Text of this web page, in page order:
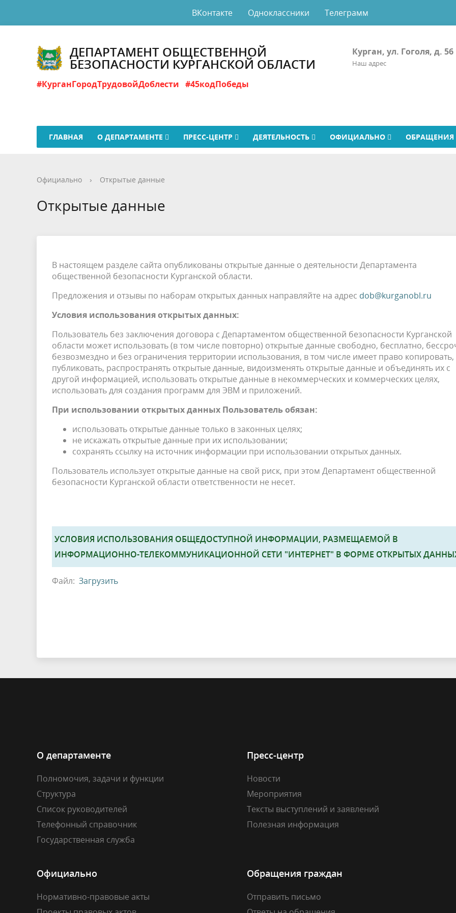
ВКонтакте Одноклассники Телеграмм
ДЕПАРТАМЕНТ ОБЩЕСТВЕННОЙ
БЕЗОПАСНОСТИ КУРГАНСКОЙ ОБЛАСТИ
#КурганГородТрудовойДоблести #45кодПобеды
Курган, ул. Гоголя, д. 56
Наш адрес
ГЛАВНАЯ О ДЕПАРТАМЕНТЕ ПРЕСС-ЦЕНТР ДЕЯТЕЛЬНОСТЬ ОФИЦИАЛЬНО
Официально › Открытые данные
Открытые данные
В настоящем разделе сайта опубликованы открытые данные о деятельности Департамента
общественной безопасности Курганской области.
Предложения и отзывы по наборам открытых данных направляйте на адрес dob@kurganobl.ru
Условия использования открытых данных:
Пользователь без заключения договора с Департаментом общественной безопасности Курганской
области может использовать (в том числе повторно) открытые данные свободно, бесплатно,
безвозмездно и без ограничения территории использования, в том числе имеет право копировать,
публиковать, распространять открытые данные, видоизменять открытые данные и объединять их с
другой информацией, использовать открытые данные в некоммерческих и коммерческих целях,
использовать для создания программ для ЭВМ и приложений.
При использовании открытых данных Пользователь обязан:
использовать открытые данные только в законных целях;
не искажать открытые данные при их использовании;
сохранять ссылку на источник информации при использовании открытых данных.
Пользователь использует открытые данные на свой риск, при этом Департамент общественной
безопасности Курганской области ответственности не несет.
УСЛОВИЯ ИСПОЛЬЗОВАНИЯ ОБЩЕДОСТУПНОЙ ИНФОРМАЦИИ, РАЗМЕЩАЕМОЙ В
ИНФОРМАЦИОННО-ТЕЛЕКОММУНИКАЦИОННОЙ СЕТИ "ИНТЕРНЕТ" В ФОРМЕ ОТКРЫТЫХ
Файл: Загрузить
О департаменте
Полномочия, задачи и функции
Структура
Список руководителей
Телефонный справочник
Государственная служба
Пресс-центр
Новости
Мероприятия
Тексты выступлений и заявлений
Полезная информация
Официально
Нормативно-правовые акты
Обращения граждан
Отправить письмо